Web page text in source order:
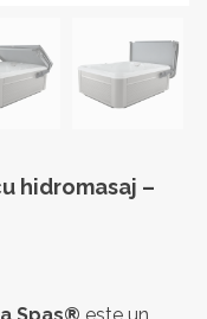
hidromasaj –